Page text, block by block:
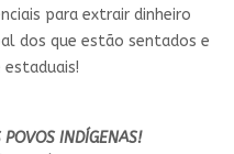
para extrair dinheiro
dos que estão sentados e
INDÍGENAS!